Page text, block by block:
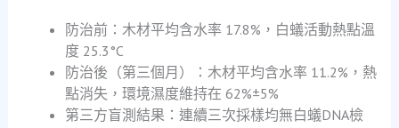
防治前：木材平均含水率 17.8%，白蟻活動熱點溫
度 25.3°C
防治後（第三個月）：木材平均含水率 11.2%，熱
點消失，環境濕度維持在 62%±5%
第三方盲測結果：連續三次採樣均無白蟻DNA檢